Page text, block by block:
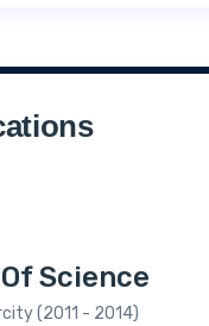
Science
(2011 - 2014)